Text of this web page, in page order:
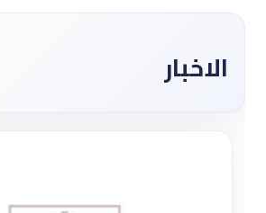
الاخبار